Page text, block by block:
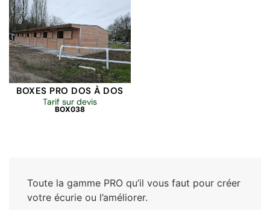
BOXES PRO DOS À DOS
Tarif sur devis
BOX038
Toute la gamme PRO qu’il vous faut pour créer
votre écurie ou l’améliorer.